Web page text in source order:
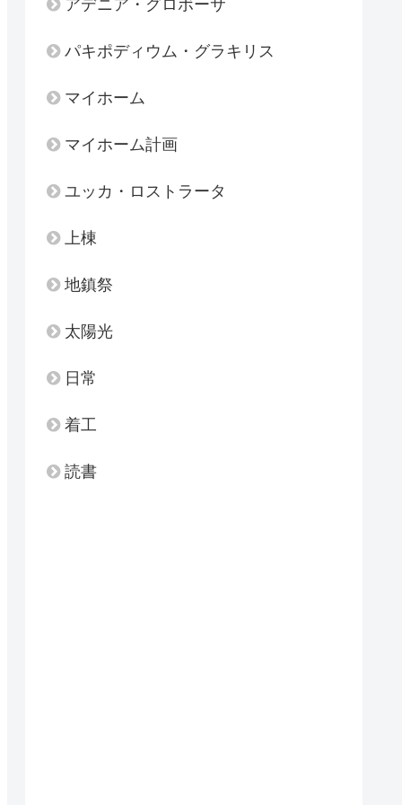
アデニア・グロボーサ
パキポディウム・グラキリス
マイホーム
マイホーム計画
ユッカ・ロストラータ
上棟
地鎮祭
太陽光
日常
着工
読書